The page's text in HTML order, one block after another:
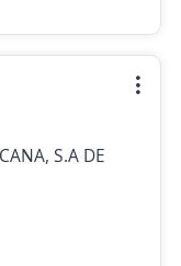
S.A DE